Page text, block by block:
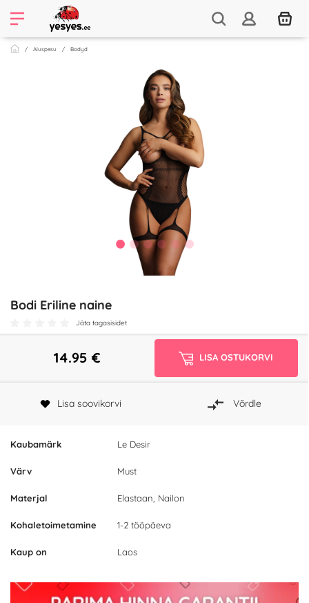
Aluspesu Bodyd
Bodi Eriline naine
Jäta tagasisidet
Kaubamärk Le Desir
Värv Must
Materjal Elastaan, Nailon
Kohaletoimetamine 1-2 tööpäeva
Kaup on Laos
14.95 € LISA OSTUKORVI
Lisa soovikorvi Võrdle